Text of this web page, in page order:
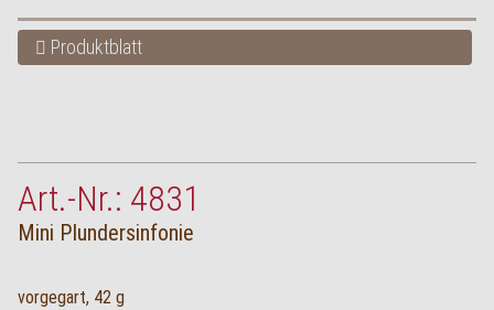
Produktblatt
Art.-Nr.: 4831
Mini Plundersinfonie
vorgegart, 42 g